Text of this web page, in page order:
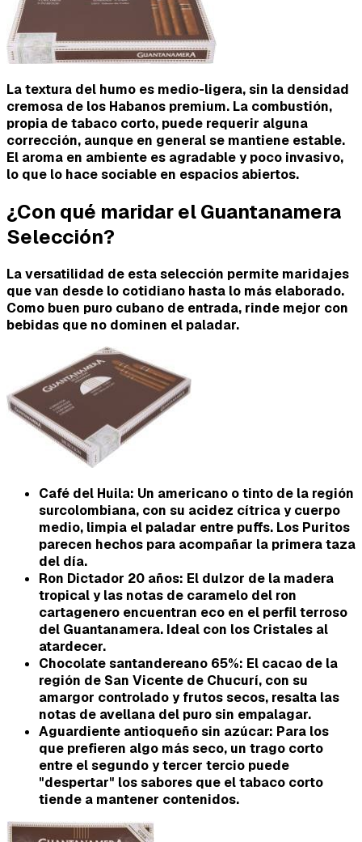
La textura del humo es medio-ligera, sin la densidad
cremosa de los Habanos premium. La combustión,
propia de tabaco corto, puede requerir alguna
corrección, aunque en general se mantiene estable.
El aroma en ambiente es agradable y poco invasivo,
lo que lo hace sociable en espacios abiertos.
¿Con qué maridar el Guantanamera
Selección?
La versatilidad de esta selección permite maridajes
que van desde lo cotidiano hasta lo más elaborado.
Como buen puro cubano de entrada, rinde mejor con
bebidas que no dominen el paladar.
Café del Huila: Un americano o tinto de la región
surcolombiana, con su acidez cítrica y cuerpo
medio, limpia el paladar entre puffs. Los Puritos
parecen hechos para acompañar la primera taza
del día.
Ron Dictador 20 años: El dulzor de la madera
tropical y las notas de caramelo del ron
cartagenero encuentran eco en el perfil terroso
del Guantanamera. Ideal con los Cristales al
atardecer.
Chocolate santandereano 65%: El cacao de la
región de San Vicente de Chucurí, con su
amargor controlado y frutos secos, resalta las
notas de avellana del puro sin empalagar.
Aguardiente antioqueño sin azúcar: Para los
que prefieren algo más seco, un trago corto
entre el segundo y tercer tercio puede
"despertar" los sabores que el tabaco corto
tiende a mantener contenidos.